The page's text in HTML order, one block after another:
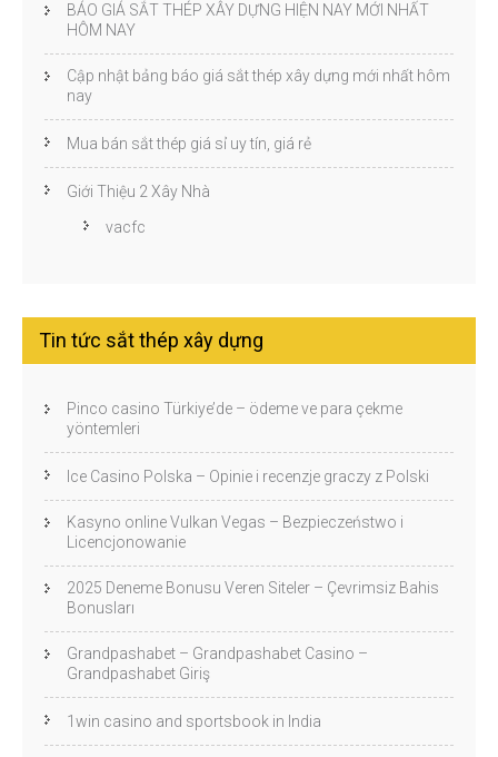
BÁO GIÁ SẮT THÉP XÂY DỰNG HIỆN NAY MỚI NHẤT
HÔM NAY
Cập nhật bảng báo giá sắt thép xây dựng mới nhất hôm
nay
Mua bán sắt thép giá sỉ uy tín, giá rẻ
Giới Thiệu 2 Xây Nhà
vacfc
Tin tức sắt thép xây dựng
Pinco casino Türkiye’de – ödeme ve para çekme
yöntemleri
Ice Casino Polska – Opinie i recenzje graczy z Polski
Kasyno online Vulkan Vegas – Bezpieczeństwo i
Licencjonowanie
2025 Deneme Bonusu Veren Siteler – Çevrimsiz Bahis
Bonusları
Grandpashabet – Grandpashabet Casino –
Grandpashabet Giriş
1win casino and sportsbook in India